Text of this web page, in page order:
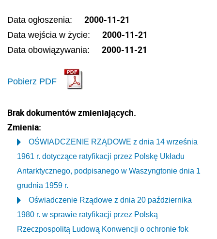
Data ogłoszenia: 2000-11-21
Data wejścia w życie: 2000-11-21
Data obowiązywania: 2000-11-21
Pobierz PDF
Brak dokumentów zmieniających.
Zmienia:
OŚWIADCZENIE RZĄDOWE z dnia 14 września
1961 r. dotyczące ratyfikacji przez Polskę Układu
Antarktycznego, podpisanego w Waszyngtonie dnia 1
grudnia 1959 r.
Oświadczenie Rządowe z dnia 20 października
1980 r. w sprawie ratyfikacji przez Polską
Rzeczpospolitą Ludową Konwencji o ochronie fok